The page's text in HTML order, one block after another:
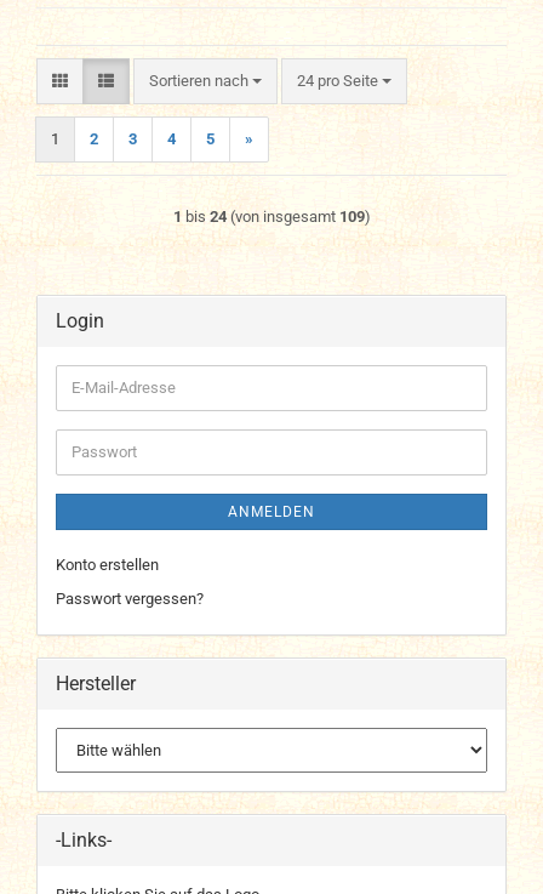
Sortieren nach
Sortieren nach 24 pro Seite
pro Seite
1 2 3 4 5 »
1 bis24(von insgesamt 109)
Login
E-
Mail-
Adresse
Passwort
ANMELDEN
Konto erstellen
Passwort vergessen?
Hersteller
-Links-